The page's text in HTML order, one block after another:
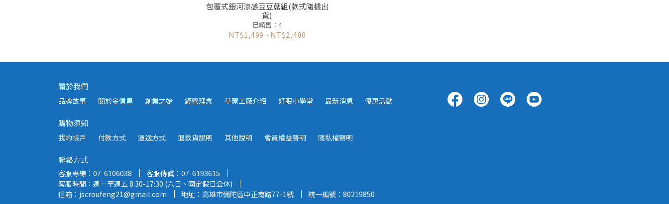
有感
包覆式銀河涼感豆豆蓆組(款式隨機出
貨)
已銷售：4
NT$1,499 ~NT$2,480
關於我們
品牌故事 關於金信昌 創業之始 經營理念 草蓆工廠介紹 好眠小學堂 最新消息 優惠活動
購物須知
我的帳戶 付款方式 運送方式 退換貨說明 其他說明 會員權益聲明 隱私權聲明
聯絡方式
客服專線：07-6106038
客服傳真：07-6193615
客服時間：週一至週五 8:30-17:30 (六日、國定假日公休)
信箱：jscroufeng21@gmail.com
地址：高雄市彌陀區中正南路77-1號 統一編號：80219850